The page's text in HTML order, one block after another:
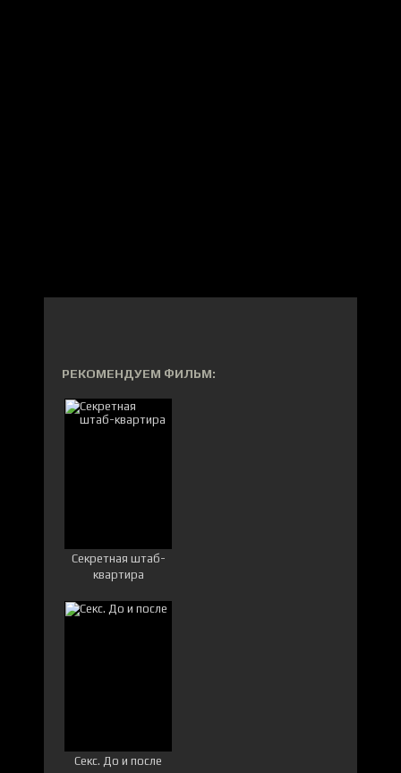
РЕКОМЕНДУЕМ ФИЛЬМ:
Секретная штаб-
квартира
Секс. До и после